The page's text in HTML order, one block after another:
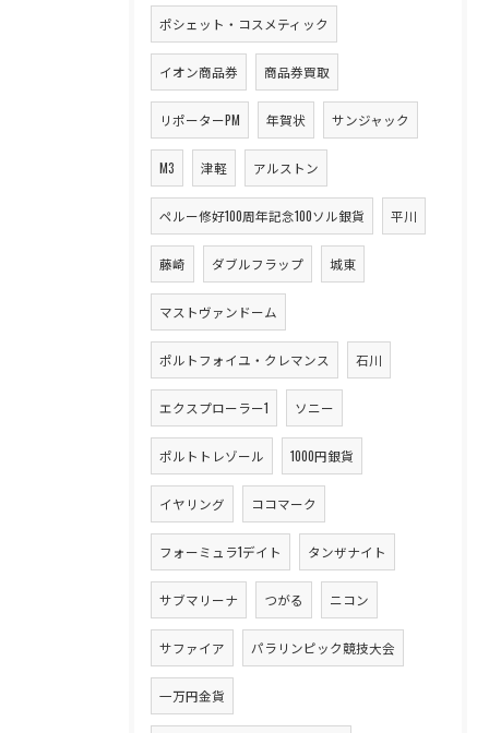
ポシェット・コスメティック
イオン商品券 商品券買取
リポーターPM 年賀状 サンジャック
M3 津軽 アルストン
ペルー修好100周年記念100ソル銀貨 平川
藤崎 ダブルフラップ 城東
マストヴァンドーム
ポルトフォイユ・クレマンス 石川
エクスプローラー1 ソニー
ポルトトレゾール 1000円銀貨
イヤリング ココマーク
フォーミュラ1デイト タンザナイト
サブマリーナ つがる ニコン
サファイア パラリンピック競技大会
一万円金貨